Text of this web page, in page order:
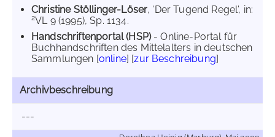
Christine Stöllinger-Löser, 'Der Tugend Regel', in:
2VL 9 (1995), Sp. 1134.
Handschriftenportal (HSP)- Online-Portal für
Buchhandschriften des Mittelalters in deutschen
Sammlungen [online] [zur Beschreibung]
Archivbeschreibung
---